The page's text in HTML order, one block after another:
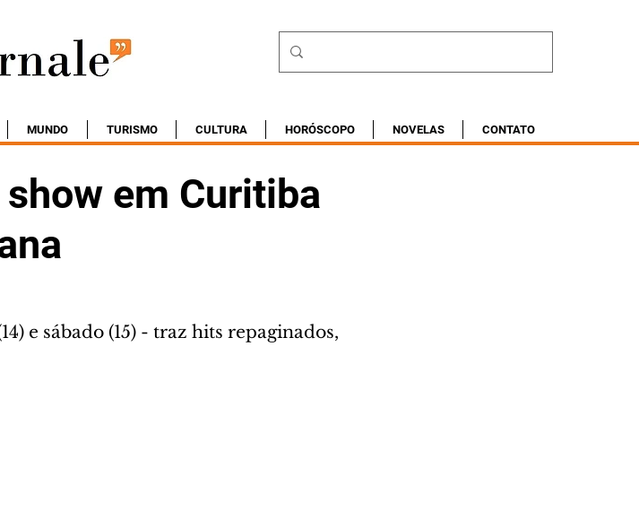
MUNDO TURISMO CULTURA HORÓSCOPO NOVELAS CONTATO
em Curitiba
e sábado (15) - traz hits repaginados,